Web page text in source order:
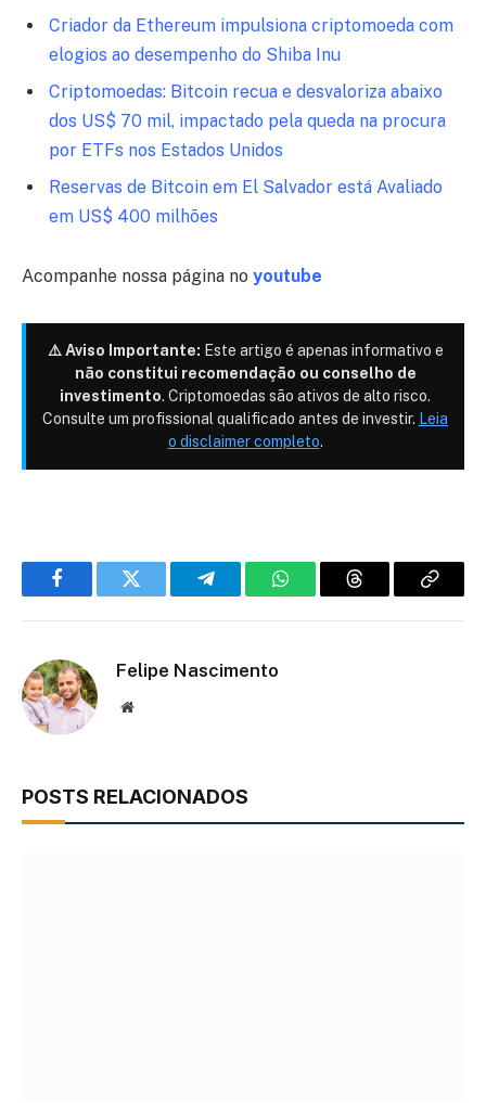
Criador da Ethereum impulsiona criptomoeda com
elogios ao desempenho do Shiba Inu
Criptomoedas: Bitcoin recua e desvaloriza abaixo
dos US$ 70 mil, impactado pela queda na procura
por ETFs nos Estados Unidos
Reservas de Bitcoin em El Salvador está Avaliado
em US$ 400 milhões
Acompanhe nossa página no youtube
⚠️ Aviso Importante: Este artigo é apenas informativo e
não constitui recomendação ou conselho de
investimento. Criptomoedas são ativos de alto risco.
Consulte um profissional qualificado antes de investir. Leia
o disclaimer completo.
FacebookTwitter TelegramWhatsAppThreads Copiar
Felipe Nascimento
Site
POSTS RELACIONADOS